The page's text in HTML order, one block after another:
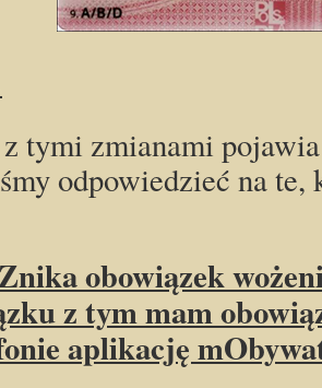
tymi zmianami
odpowiedzieć na te,
obowiązek
z tym mam
aplikację